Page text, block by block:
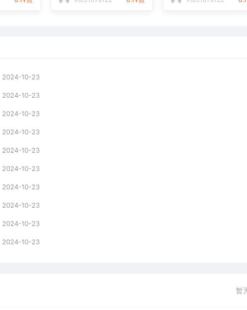
2024-10-23
2024-10-23
2024-10-23
2024-10-23
2024-10-23
2024-10-23
2024-10-23
2024-10-23
2024-10-23
2024-10-23
暂